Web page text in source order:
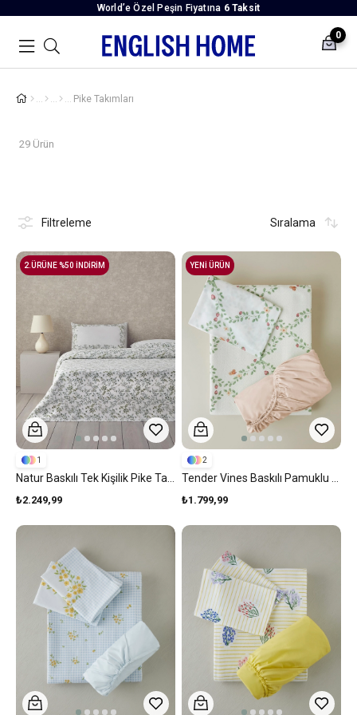
World’e Özel Peşin Fiyatına 6 Taksit
0
Pike Takımları
29 Ürün
Filtreleme Sıralama
₺2.249,99
1
2.ÜRÜNE %50 İNDİRİM
₺1.799,99
2
YENİ ÜRÜN